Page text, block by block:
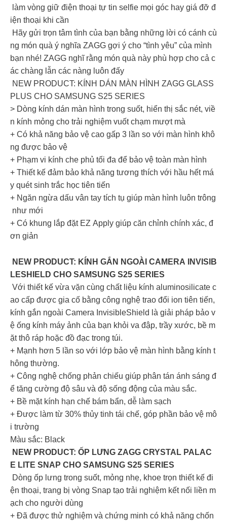
làm vòng giữ điện thoại tự tin selfie mọi góc hay giá đỡ đ
iện thoại khi cần
Hãy gửi trọn tâm tình của bạn bằng những lời có cánh cù
ng món quà ý nghĩa ZAGG gợi ý cho “tình yêu” của mình
bạn nhé! ZAGG nghĩ rằng món quà này phù hợp cho cả c
ác chàng lẫn các nàng luôn đấy
NEW PRODUCT: KÍNH DÁN MÀN HÌNH ZAGG GLASS
PLUS CHO SAMSUNG S25 SERIES
> Dòng kính dán màn hình trong suốt, hiển thị sắc nét, viề
n kính mỏng cho trải nghiệm vuốt chạm mượt mà
+ Có khả năng bảo vệ cao gấp 3 lần so với màn hình khô
ng được bảo vệ
+ Phạm vi kính che phủ tối đa để bảo vệ toàn màn hình
+ Thiết kế đảm bảo khả năng tương thích với hầu hết má
y quét sinh trắc học tiên tiến
+ Ngăn ngừa dấu vân tay tích tụ giúp màn hình luôn trông
như mới
+ Có khung lắp đặt EZ Apply giúp căn chỉnh chính xác, đ
ơn giản
NEW PRODUCT: KÍNH GẮN NGOÀI CAMERA INVISIB
LESHIELD CHO SAMSUNG S25 SERIES
Với thiết kế vừa vặn cùng chất liệu kính aluminosilicate c
ao cấp được gia cố bằng công nghệ trao đổi ion tiên tiến,
kính gắn ngoài Camera InvisibleShield là giải pháp bảo v
ệ ống kính máy ảnh của bạn khỏi va đập, trầy xước, bề m
ặt thô ráp hoặc đồ đạc trong túi.
+ Mạnh hơn 5 lần so với lớp bảo vệ màn hình bằng kính t
hông thường.
+ Công nghệ chống phản chiếu giúp phân tán ánh sáng đ
ể tăng cường độ sâu và độ sống động của màu sắc.
+ Bề mặt kính hạn chế bám bẩn, dễ làm sạch
+ Được làm từ 30% thủy tinh tái chế, góp phần bảo vệ mô
i trường
Màu sắc: Black
NEW PRODUCT: ỐP LƯNG ZAGG CRYSTAL PALAC
E LITE SNAP CHO SAMSUNG S25 SERIES
Dòng ốp lưng trong suốt, mỏng nhẹ, khoe trọn thiết kế đi
ện thoại, trang bị vòng Snap tạo trải nghiệm kết nối liền m
ạch cho người dùng
+ Đã được thử nghiệm và chứng minh có khả năng chốn